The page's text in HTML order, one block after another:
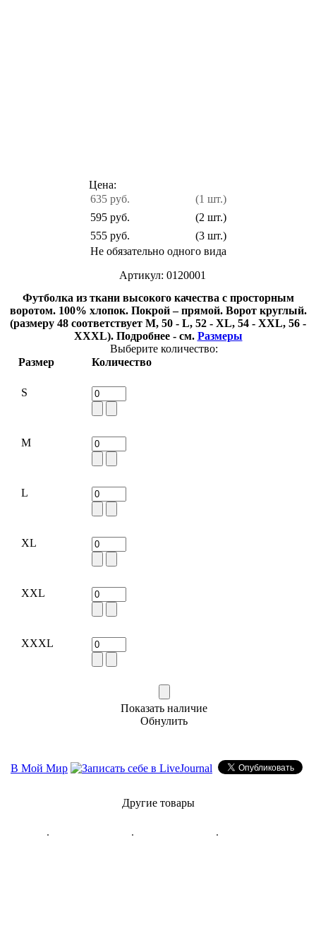
Цена:
635 руб.
(1 шт.)
595 руб.
(2 шт.)
555 руб.
(3 шт.)
Не обязательно одного вида
Артикул: 0120001
Футболка из ткани высокого качества с просторным
воротом. 100% хлопок. Покрой – прямой. Ворот круглый.
(размеру 48 соответствует M, 50 - L, 52 - XL, 54 - XXL, 56 -
XXXL). Подробнее - см. Размеры
Выберите количество:
Размер
Количество
S
M
L
XL
XXL
XXXL
Показать наличие
Обнулить
В Мой Мир
Другие товары